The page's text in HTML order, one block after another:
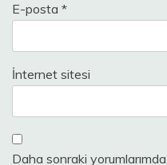
E-posta *
İnternet sitesi
Daha sonraki